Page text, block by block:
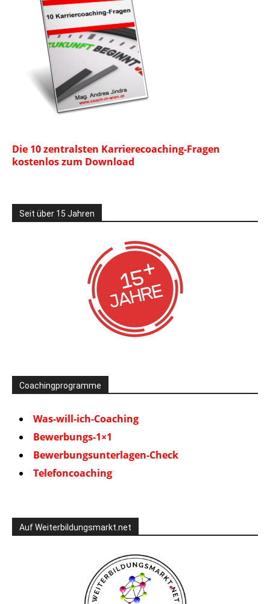
Die 10 zentralsten Karrierecoaching-Fragen
kostenlos zum Download
Seit über 15 Jahren
Coachingprogramme
Was-will-ich-Coaching
Bewerbungs-1×1
Bewerbungsunterlagen-Check
Telefoncoaching
Auf Weiterbildungsmarkt.net